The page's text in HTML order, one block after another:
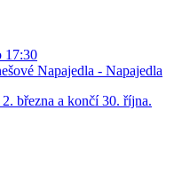
17:30
Napajedla - Napajedla
března a končí 30. října.